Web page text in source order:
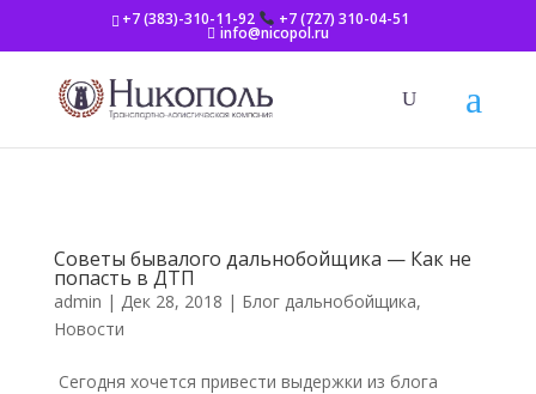
+7 (383)-310-11-92 +7 (727) 310-04-51
info@nicopol.ru
Советы бывалого дальнобойщика — Как не
попасть в ДТП
admin | Дек 28, 2018 | Блог дальнобойщика,
Новости
Сегодня хочется привести выдержки из блога